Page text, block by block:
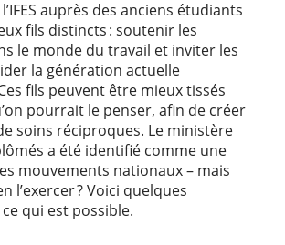
auprès des anciens étudiants
fils distincts : soutenir les
le monde du travail et inviter les
la génération actuelle
fils peuvent être mieux tissés
pourrait le penser, afin de créer
soins réciproques. Le ministère
a été identifié comme une
mouvements nationaux – mais
l’exercer ? Voici quelques
qui est possible.